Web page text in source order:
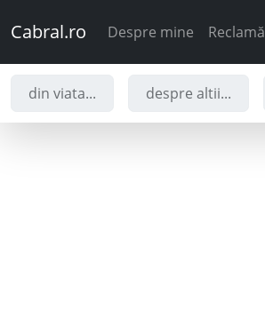
Cabral.ro Despre mine Reclamă
din viata... despre altii...